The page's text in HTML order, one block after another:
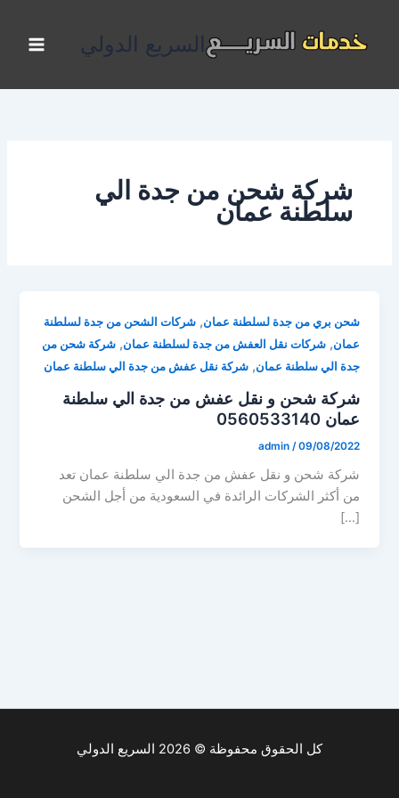
المحتوى
السريع الدولي
شركة شحن من جدة الي
سلطنة عمان
شحن بري من جدة لسلطنة عمان,شركات الشحن من جدة لسلطنة
عمان,شركات نقل العفش من جدة لسلطنة عمان,شركة شحن من
جدة الي سلطنة عمان,شركة نقل عفش من جدة الي سلطنة عمان
شركة شحن و نقل عفش من جدة الي سلطنة
عمان 0560533140
admin /09/08/2022
شركة شحن و نقل عفش من جدة الي سلطنة عمان تعد
من أكثر الشركات الرائدة في السعودية من أجل الشحن
[…]
كل الحقوق محفوظة © 2026 السريع الدولي